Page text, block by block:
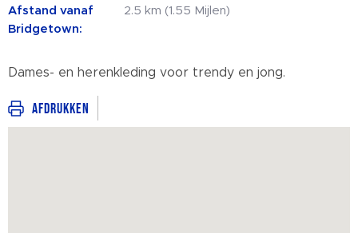
Afstand vanaf
Bridgetown:
2.5 km (1.55 Mijlen)
Dames- en herenkleding voor trendy en jong.
Afdrukken